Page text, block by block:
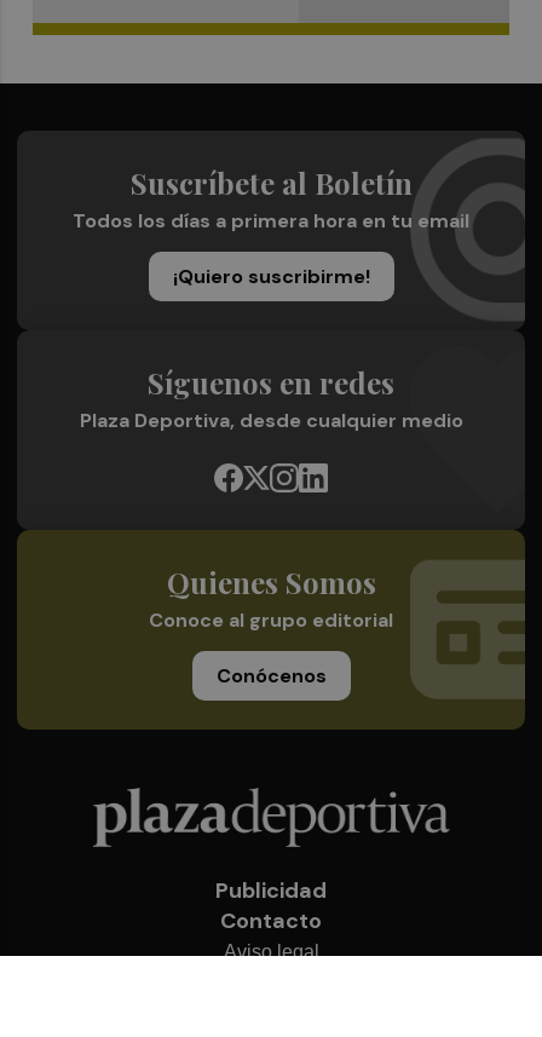
Suscríbete al Boletín
Todos los días a primera hora en tu email
¡Quiero suscribirme!
Síguenos en redes
Plaza Deportiva, desde cualquier medio
Quienes Somos
Conoce al grupo editorial
Conócenos
Publicidad
Contacto
Aviso legal